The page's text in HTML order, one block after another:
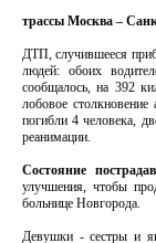
трассы Москва –
ДТП, случившееся
людей: обоих
сообщалось, на 392
лобовое
погибли 4 человека,
реанимации.
Состояние
улучшения, чтобы
больнице Новгорода.
Девушки - сестры и